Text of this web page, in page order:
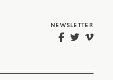
NEWSLETTER